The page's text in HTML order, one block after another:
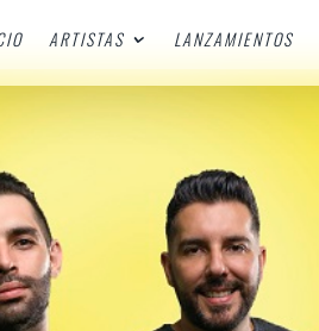
ARTISTAS LANZAMIENTOS